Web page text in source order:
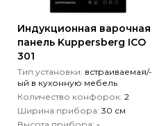
Индукционная варочная
панель Kuppersberg ICO
301
Тип установки: встраиваемая/-
ый в кухонную мебель
Количество конфорок: 2
Ширина прибора: 30 см
Высота прибора: -